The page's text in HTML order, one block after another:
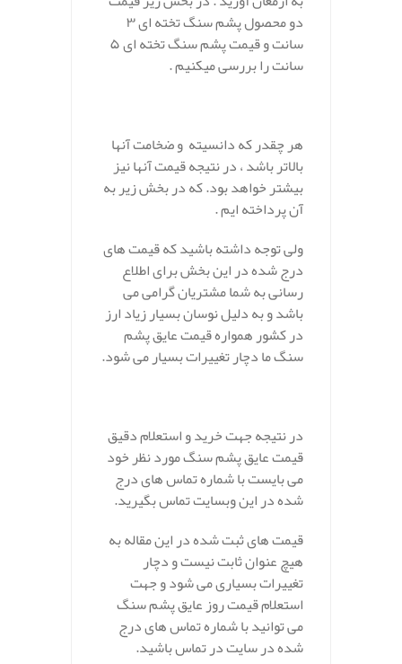
دو محصول پشم سنگ تخته ای ۳
سانت و قیمت پشم سنگ تخته ای ۵
سانت را بررسی میکنیم .
هر چقدر که دانسیته و ضخامت آنها
بالاتر باشد ، در نتیجه قیمت آنها نیز
بیشتر خواهد بود. که در بخش زیر به
آن پرداخته ایم .
ولی توجه داشته باشید که قیمت های
درج شده در این بخش برای اطلاع
رسانی به شما مشتریان گرامی می
باشد و به دلیل نوسان بسیار زیاد ارز
در کشور همواره قیمت عایق پشم
سنگ ما دچار تغییرات بسیار می شود.
در نتیجه جهت خرید و استعلام دقیق
قیمت عایق پشم سنگ مورد نظر خود
می بایست با شماره تماس های درج
شده در این وبسایت تماس بگیرید.
قیمت های ثبت شده در این مقاله به
هیچ عنوان ثابت نیست و دچار
تغییرات بسیاری می شود و جهت
استعلام قیمت روز عایق پشم سنگ
می توانید با شماره تماس های درج
شده در سایت در تماس باشید.